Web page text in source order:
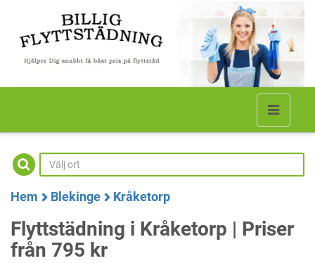
Hem Blekinge Kråketorp
Flyttstädning i Kråketorp | Priser
från 795 kr